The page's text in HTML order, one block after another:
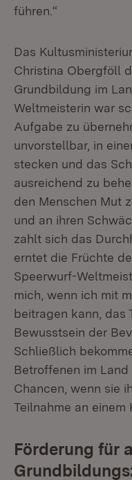
führen.“
Das
Christina Obergföll
Grundbildung im
Weltmeisterin war
Aufgabe zu
unvorstellbar, in
stecken und das
ausreichend zu
den Menschen Mut
und an ihren
zahlt sich das
erntet die Früchte
Speerwurf-
mich, wenn ich mit
beitragen kann, das
Bewusstsein der
Schließlich
Betroffenen im
Chancen, wenn sie
Teilnahme an einem
Förderung für